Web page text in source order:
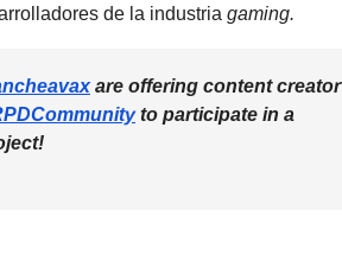
de la industria gaming.
are offering content creator
to participate in a